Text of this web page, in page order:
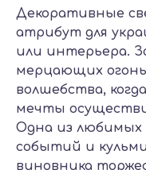
Декоративные
атрибут для
или интерьера.
мерцающих
волшебства,
мечты
Одна из
событий и
виновника